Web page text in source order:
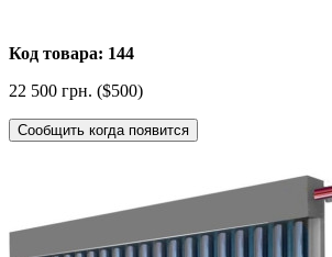
Код товара: 144
22 500 грн. ($500)
Сообщить когда появится